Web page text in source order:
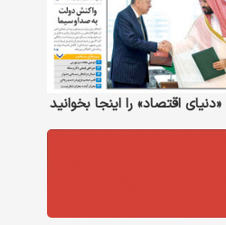
اقتصاد» را اینجا بخوانید